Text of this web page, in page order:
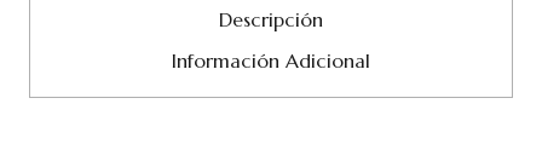
Descripción
Información Adicional